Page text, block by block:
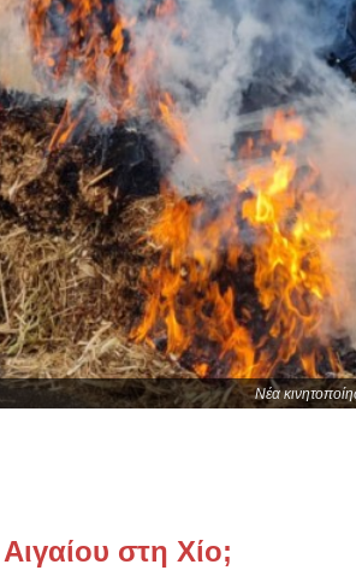
Νέα
στη Χίο;